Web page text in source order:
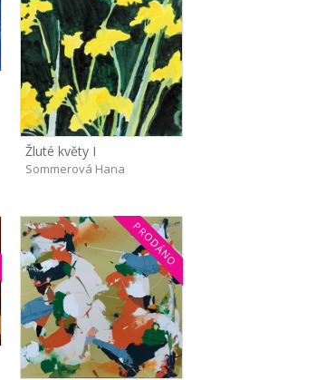
Žluté květy I
Sommerová Hana
PRODÁNO